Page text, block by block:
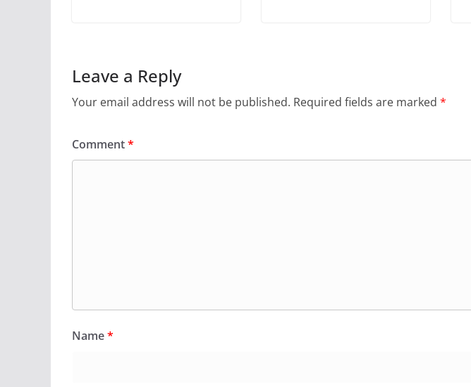
Leave a Reply
Your email address will not be published. Required fields are marked *
Comment*
Name*